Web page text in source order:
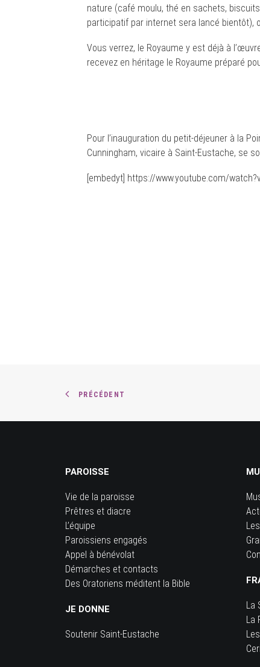
nature (café moulu, thé en sachets,
participatif par internet sera lancé bientôt),
Vous verrez, le Royaume y est déjà à
recevez en héritage le Royaume préparé
Pour l’inauguration du petit-déjeuner à la
Cunningham, vicaire à Saint-Eustache, se
[embedyt] https://www.youtube.com/
PRÉCÉDENT
PAROISSE
Vie de la paroisse
Prêtres et diacre
L’équipe
Paroissiens engagés
Appel à bénévolat
Démarches et contacts
Des Oratoriens méditent la Bible
JE DONNE
Soutenir Saint-Eustache
La
La